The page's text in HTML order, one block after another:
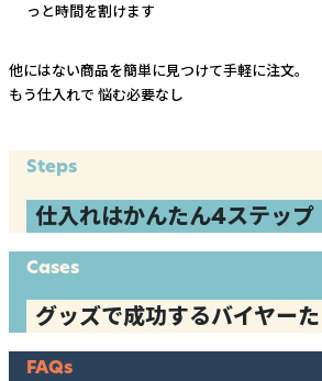
っと時間を割けます
他にはない商品を簡単に見つけて手軽に注文。
もう仕入れで 悩む必要なし
Steps
仕入れはかんたん4ステップ
Cases
グッズで成功するバイヤー
FAQs